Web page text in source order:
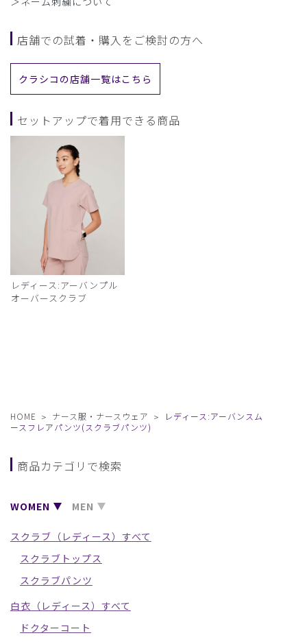
店舗での試着・購入をご検討の方へ
クラシコの店舗一覧はこちら
セットアップで着用できる商品
レディース:アーバンプル
オーバースクラブ
HOME ナース服・ナースウェア
レディース:アーバンスム
ースフレアパンツ(スクラブパンツ)
商品カテゴリで検索
WOMEN MEN
スクラブ（レディース）すべて
スクラブトップス
スクラブパンツ
白衣（レディース）すべて
ドクターコート